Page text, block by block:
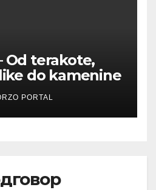
Od terakote,
do kamenine
PORTAL